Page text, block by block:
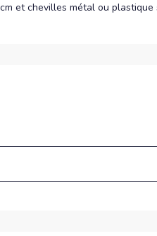
et chevilles métal ou